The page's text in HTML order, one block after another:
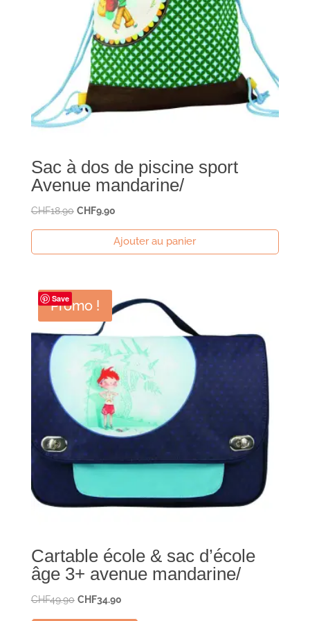
Sac à dos de piscine sport
Avenue mandarine/
CHF18.90 Le
était :
CHF9.90Le
actuel
est :
Ajouter au panier
Save
Promo !
Cartable école & sac d’école
âge 3+ avenue mandarine/
CHF49.90 Le
CHF34.90Le